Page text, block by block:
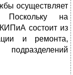
осуществляет
Поскольку на
состоит из
и ремонта,